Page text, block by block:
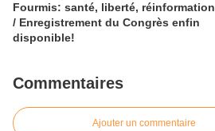
Fourmis: santé, liberté, réinformation
/ Enregistrement du Congrès enfin
disponible!
Commentaires
Ajouter un commentaire